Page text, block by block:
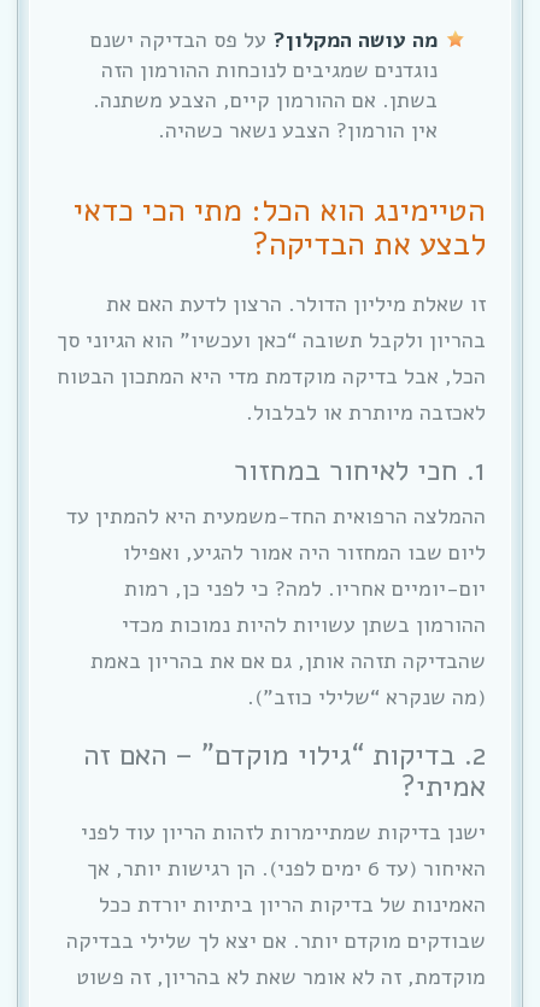
מה עושה המקלון? על פס הבדיקה ישנם
נוגדנים שמגיבים לנוכחות ההורמון הזה
בשתן. אם ההורמון קיים, הצבע משתנה.
אין הורמון? הצבע נשאר כשהיה.
הטיימינג הוא הכל: מתי הכי כדאי
לבצע את הבדיקה?
זו שאלת מיליון הדולר. הרצון לדעת האם את
בהריון ולקבל תשובה “כאן ועכשיו” הוא הגיוני סך
הכל, אבל בדיקה מוקדמת מדי היא המתכון הבטוח
לאכזבה מיותרת או לבלבול.
1. חכי לאיחור במחזור
ההמלצה הרפואית החד-משמעית היא להמתין עד
ליום שבו המחזור היה אמור להגיע, ואפילו
יום-יומיים אחריו. למה? כי לפני כן, רמות
ההורמון בשתן עשויות להיות נמוכות מכדי
שהבדיקה תזהה אותן, גם אם את בהריון באמת
(מה שנקרא “שלילי כוזב”).
2. בדיקות “גילוי מוקדם” – האם זה
אמיתי?
ישנן בדיקות שמתיימרות לזהות הריון עוד לפני
האיחור (עד 6 ימים לפני). הן רגישות יותר, אך
האמינות של בדיקות הריון ביתיות יורדת ככל
שבודקים מוקדם יותר. אם יצא לך שלילי בבדיקה
מוקדמת, זה לא אומר שאת לא בהריון, זה פשוט